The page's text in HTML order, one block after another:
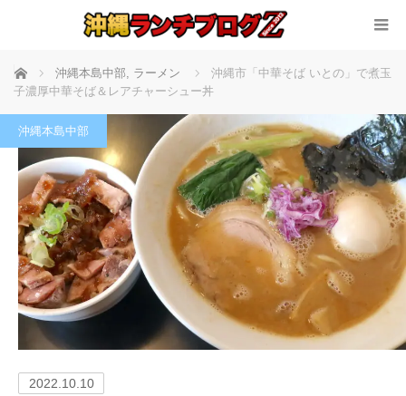
ホーム 沖縄本島中部, ラーメン
沖縄市「中華そば いとの」で煮玉
子濃厚中華そば＆レアチャーシュー丼
沖縄本島中部
2022.10.10